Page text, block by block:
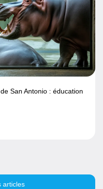
San Antonio : éducation
articles